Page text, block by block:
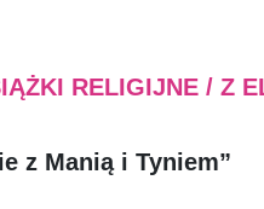
RELIGIJNE / Z
z Manią i Tyniem”